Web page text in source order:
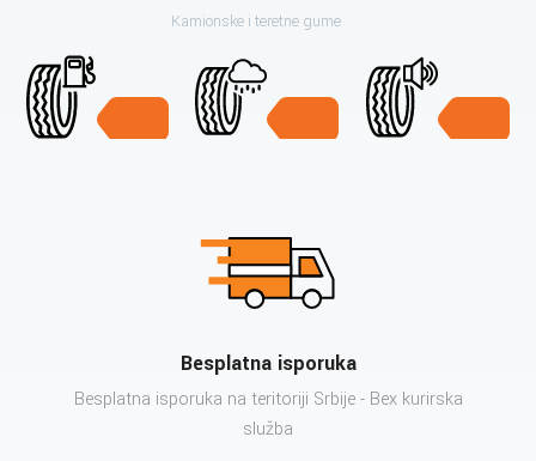
Kamionske i teretne gume
Besplatna isporuka
Besplatna isporuka na teritoriji Srbije - Bex kurirska
služba